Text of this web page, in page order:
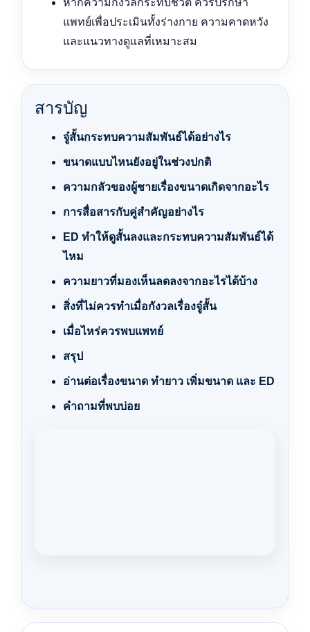
หากความกังวลกระทบชีวิต ควรปรึกษา
แพทย์เพื่อประเมินทั้งร่างกาย ความคาดหวัง
และแนวทางดูแลที่เหมาะสม
สารบัญ
จู๋สั้นกระทบความสัมพันธ์ได้อย่างไร
ขนาดแบบไหนยังอยู่ในช่วงปกติ
ความกลัวของผู้ชายเรื่องขนาดเกิดจากอะไร
การสื่อสารกับคู่สำคัญอย่างไร
ED ทำให้ดูสั้นลงและกระทบความสัมพันธ์ได้
ไหม
ความยาวที่มองเห็นลดลงจากอะไรได้บ้าง
สิ่งที่ไม่ควรทำเมื่อกังวลเรื่องจู๋สั้น
เมื่อไหร่ควรพบแพทย์
สรุป
อ่านต่อเรื่องขนาด ทำยาว เพิ่มขนาด และ ED
คำถามที่พบบ่อย